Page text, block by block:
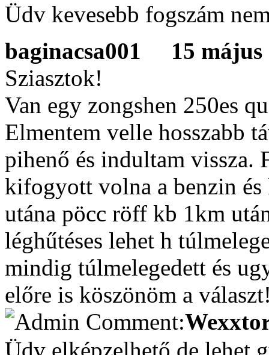
Üdv kevesebb fogszám
baginacsa001
15 május
Sziasztok!
Van egy zongshen 250es
Elmentem velle hosszabb
pihenő és indultam vissza.
kifogyott volna a benzin
utána pöcc röff kb 1km
léghűtéses lehet h
mindig túlmelegedett és
előre is köszönöm a